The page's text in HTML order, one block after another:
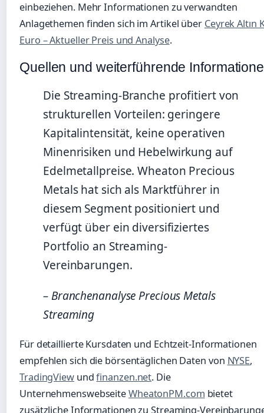
einbeziehen. Mehr Informationen zu verwandten
Anlagethemen finden sich im Artikel über Ceyrek Altın
Euro – Aktueller Preis und Analyse.
Quellen und weiterführende
Die Streaming-Branche profitiert von
strukturellen Vorteilen: geringere
Kapitalintensität, keine operativen
Minenrisiken und Hebelwirkung auf
Edelmetallpreise. Wheaton Precious
Metals hat sich als Marktführer in
diesem Segment positioniert und
verfügt über ein diversifiziertes
Portfolio an Streaming-
Vereinbarungen.
– Branchenanalyse Precious Metals
Streaming
Für detaillierte Kursdaten und Echtzeit-Informationen
empfehlen sich die börsentäglichen Daten von NYSE,
TradingViewundfinanzen.net. Die
UnternehmenswebseiteWheatonPM.com bietet
zusätzliche Informationen zu Streaming-